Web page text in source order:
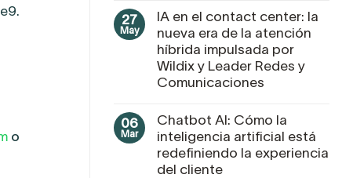
o
27
May
IA en el contact center: la
nueva era de la atención
híbrida impulsada por
Wildix y Leader Redes y
Comunicaciones
06
Mar
Chatbot AI: Cómo la
inteligencia artificial está
redefiniendo la experiencia
del cliente